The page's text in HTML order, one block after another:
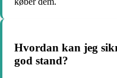
Hvordan kan jeg
god stand?